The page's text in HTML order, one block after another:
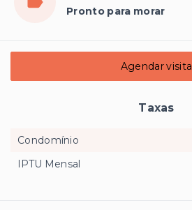
Pronto para morar
Agendar visita
Taxas
Condomínio
IPTU Mensal